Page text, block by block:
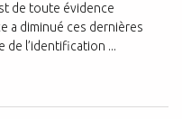
de toute évidence
a diminué ces dernières
de l’identification ...